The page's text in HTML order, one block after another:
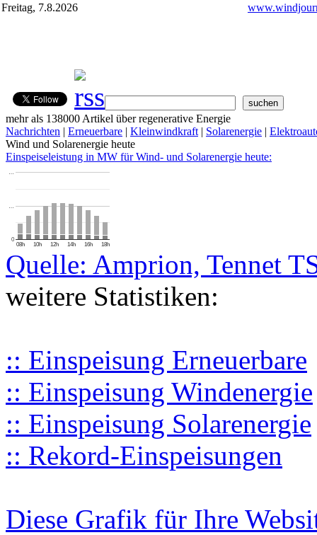
Freitag, 7.8.2026
mehr als 138000 Artikel über regenerative Energie
Nachrichten | Erneuerbare | Kleinwindkraft | Solarenergie |
Wind und Solarenergie heute
Einspeiseleistung in MW für Wind- und Solarenergie heute:
08h 10h 12h 14h 16h 18h
0
…
…
Quelle: Amprion, Tennet
weitere Statistiken:
:: Einspeisung Erneuerbare
:: Einspeisung Windenergie
:: Einspeisung Solarenergie
:: Rekord-Einspeisungen
Diese Grafik für Ihre